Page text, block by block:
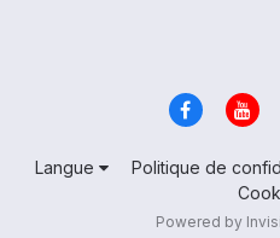
Langue Politique de
Powered by